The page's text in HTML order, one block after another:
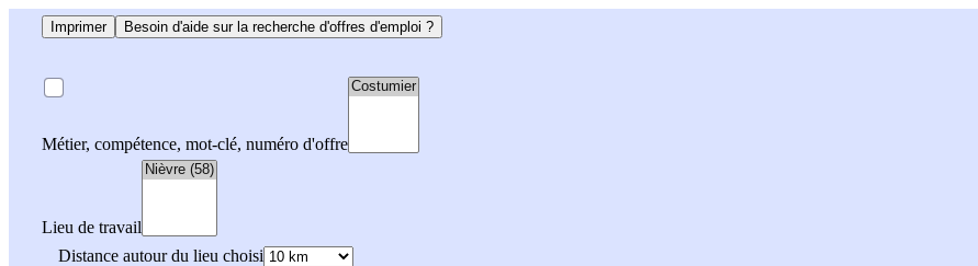
Imprimer Besoin d'aide sur la recherche d'offres d'emploi ?
Métier, compétence, mot-clé, numéro d'offre
Lieu de travail
Distance autour du lieu choisi